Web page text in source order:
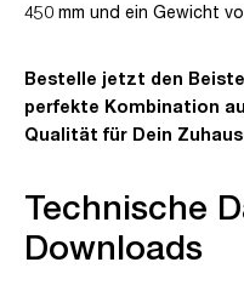
450 mm und ein Gewicht
Bestelle jetzt den
perfekte Kombination
Qualität für Dein
Technische
Downloads